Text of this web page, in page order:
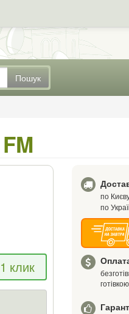
Пошук
клик
по
по